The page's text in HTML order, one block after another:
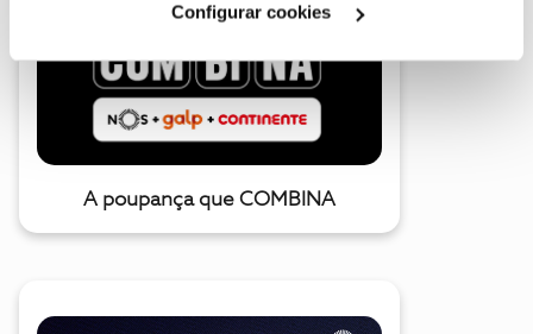
Configurar cookies
A poupança que COMBINA